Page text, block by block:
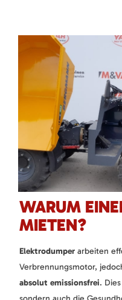
WARUM
MIETEN?
Elektrodumper arbeiten
Verbrennungsmotor,
absolut emissionsfrei.